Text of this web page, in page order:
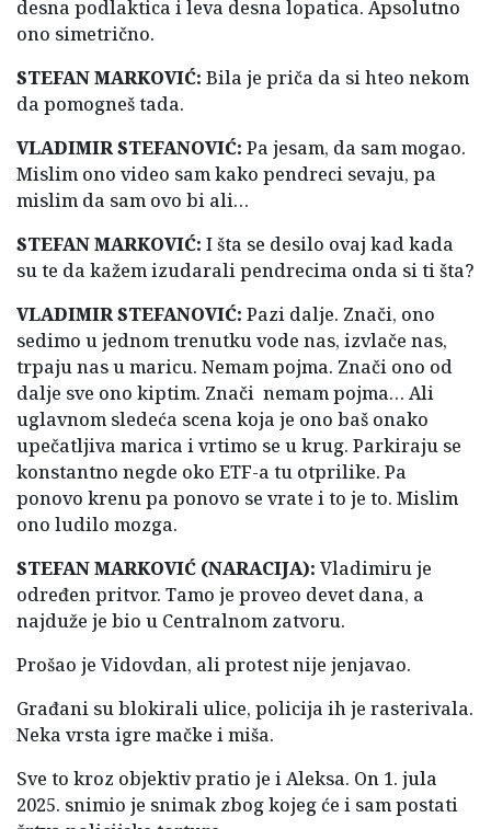
desna podlaktica i leva desna lopatica. Apsolutno
ono simetrično.
STEFAN MARKOVIĆ: Bila je priča da si hteo nekom
da pomogneš tada.
VLADIMIR STEFANOVIĆ: Pa jesam, da sam mogao.
Mislim ono video sam kako pendreci sevaju, pa
mislim da sam ovo bi ali…
STEFAN MARKOVIĆ: I šta se desilo ovaj kad kada
su te da kažem izudarali pendrecima onda si ti šta?
VLADIMIR STEFANOVIĆ: Pazi dalje. Znači, ono
sedimo u jednom trenutku vode nas, izvlače nas,
trpaju nas u maricu. Nemam pojma. Znači ono od
dalje sve ono kiptim. Znači nemam pojma… Ali
uglavnom sledeća scena koja je ono baš onako
upečatljiva marica i vrtimo se u krug. Parkiraju se
konstantno negde oko ETF-a tu otprilike. Pa
ponovo krenu pa ponovo se vrate i to je to. Mislim
ono ludilo mozga.
STEFAN MARKOVIĆ (NARACIJA): Vladimiru je
određen pritvor. Tamo je proveo devet dana, a
najduže je bio u Centralnom zatvoru.
Prošao je Vidovdan, ali protest nije jenjavao.
Građani su blokirali ulice, policija ih je rasterivala.
Neka vrsta igre mačke i miša.
Sve to kroz objektiv pratio je i Aleksa. On 1. jula
2025. snimio je snimak zbog kojeg će i sam postati